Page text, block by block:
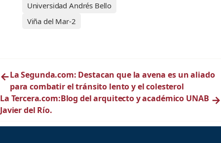
Universidad Andrés Bello
Viña del Mar-2
←La Segunda.com: Destacan que la avena es un aliado
para combatir el tránsito lento y el colesterol
La Tercera.com:Blog del arquitecto y académico UNAB
Javier del Río.
→